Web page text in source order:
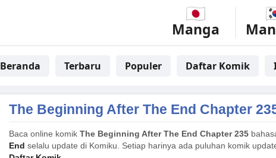
Manga
Beranda Terbaru Populer Daftar Komik
The Beginning After The End Chapter
Baca online komik The Beginning After The End Chapter 235
End selalu update di Komiku. Setiap harinya ada puluhan komik